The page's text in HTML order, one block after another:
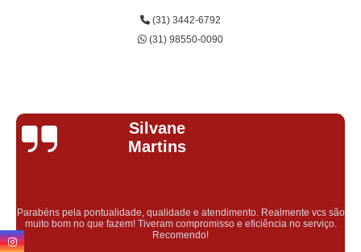
(31) 3442-6792
(31) 98550-0090
Margarida Martins Da
Profissionais comprometidas com qualidade e atendimento personalizado,
eu fui muito bem atendida, recomendo.